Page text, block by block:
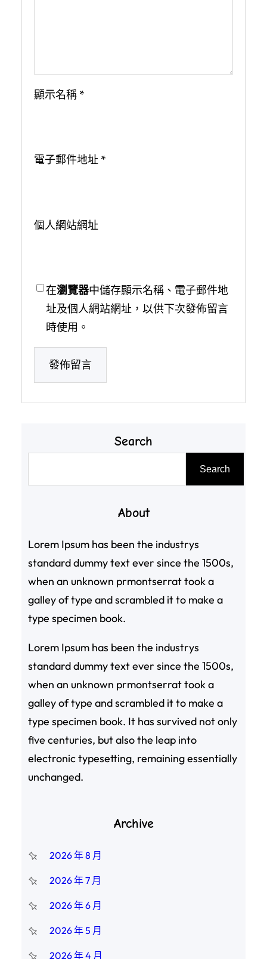
顯示名稱 *
電子郵件地址 *
個人網站網址
在瀏覽器中儲存顯示名稱、電子郵件地
址及個人網站網址，以供下次發佈留言
時使用。
Search
Search
About
Lorem Ipsum has been the industrys
standard dummy text ever since the 1500s,
when an unknown prmontserrat took a
galley of type and scrambled it to make a
type specimen book.
Lorem Ipsum has been the industrys
standard dummy text ever since the 1500s,
when an unknown prmontserrat took a
galley of type and scrambled it to make a
type specimen book. It has survived not only
five centuries, but also the leap into
electronic typesetting, remaining essentially
unchanged.
Archive
2026 年 8 月
2026 年 7 月
2026 年 6 月
2026 年 5 月
2026 年 4 月